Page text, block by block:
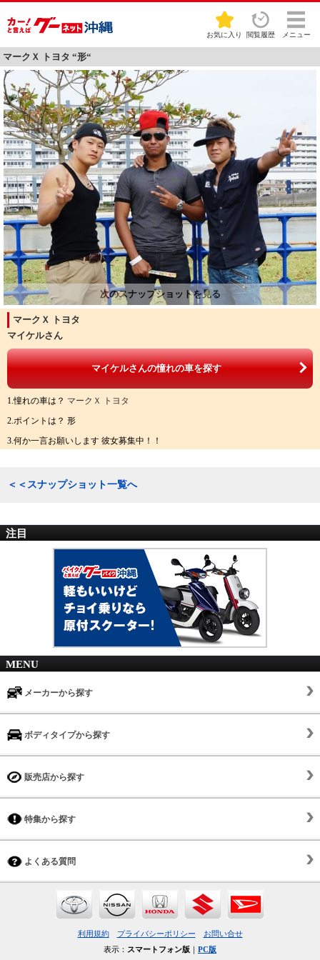
お気に入り 閲覧履歴 メニュー
マークＸ トヨタ “形“
マークＸ トヨタ
マイケルさん
マイケルさんの憧れの車を探す
1.憧れの車は？ マークＸ トヨタ
2.ポイントは？ 形
3.何か一言お願いします 彼女募集中！！
＜＜スナップショット一覧へ
注目
MENU
メーカーから探す
ボディタイプから探す
販売店から探す
特集から探す
よくある質問
利用規約 プライバシーポリシー
お問い合せ
表示： スマートフォン版 ｜ PC版